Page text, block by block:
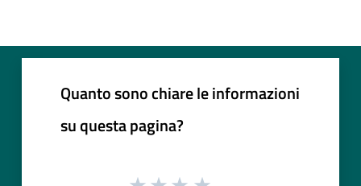
Quanto sono chiare le informazioni
su questa pagina?